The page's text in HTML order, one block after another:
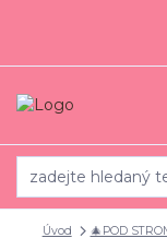
Úvod 🎄POD